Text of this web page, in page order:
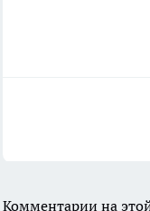
Комментарии на